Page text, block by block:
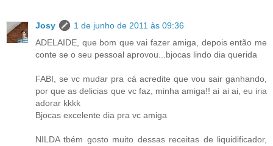
Josy
1 de junho de 2011 às 09:36
ADELAIDE, que bom que vai fazer amiga, depois então me
conte se o seu pessoal aprovou...bjocas lindo dia querida
FABI, se vc mudar pra cá acredite que vou sair ganhando,
por que as delicias que vc faz, minha amiga!! ai ai ai, eu iria
adorar kkkk
Bjocas excelente dia pra vc amiga
NILDA tbém gosto muito dessas receitas de liquidificador,